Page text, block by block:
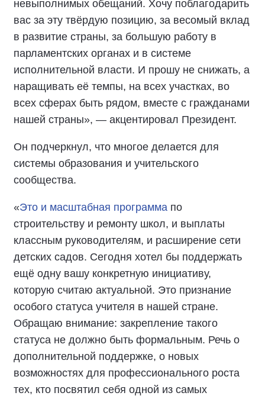
невыполнимых обещаний. Хочу поблагодарить
вас за эту твёрдую позицию, за весомый вклад
в развитие страны, за большую работу в
парламентских органах и в системе
исполнительной власти. И прошу не снижать, а
наращивать её темпы, на всех участках, во
всех сферах быть рядом, вместе с гражданами
нашей страны», — акцентировал Президент.
Он подчеркнул, что многое делается для
системы образования и учительского
сообщества.
«Это и масштабная программа по
строительству и ремонту школ, и выплаты
классным руководителям, и расширение сети
детских садов. Сегодня хотел бы поддержать
ещё одну вашу конкретную инициативу,
которую считаю актуальной. Это признание
особого статуса учителя в нашей стране.
Обращаю внимание: закрепление такого
статуса не должно быть формальным. Речь о
дополнительной поддержке, о новых
возможностях для профессионального роста
тех, кто посвятил себя одной из самых